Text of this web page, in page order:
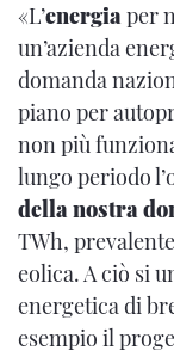
«L’energiaper
un’azienda
domanda
piano per
non più
lungo periodo
della nostra
TWh,
eolica. A ciò si
energetica di
esempio il